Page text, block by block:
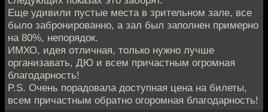
Еще удивили пустые места в зрительном зале, все
было забронированно, а зал был заполнен примерно
на 80%, непорядок.
ИМХО, идея отличная, только нужно лучше
организавать, ДЮ и всем причастным огромная
благодарность!
P.S. Очень порадовала доступная цена на билеты,
всем причастным обратно огоромная благодарность!